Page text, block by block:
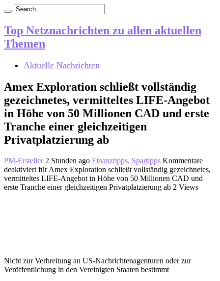
Top Netznachrichten zu allen aktuellen
Themen
Aktuelle Nachrichten
Amex Exploration schließt vollständig
gezeichnetes, vermitteltes LIFE-Angebot
in Höhe von 50 Millionen CAD und erste
Tranche einer gleichzeitigen
Privatplatzierung ab
PM-Ersteller 2 Stunden ago Finanztipps, Spartipps Kommentare
deaktiviert für Amex Exploration schließt vollständig gezeichnetes,
vermitteltes LIFE-Angebot in Höhe von 50 Millionen CAD und
erste Tranche einer gleichzeitigen Privatplatzierung ab 2 Views
Nicht zur Verbreitung an US-Nachrichtenagenturen oder zur
Veröffentlichung in den Vereinigten Staaten bestimmt